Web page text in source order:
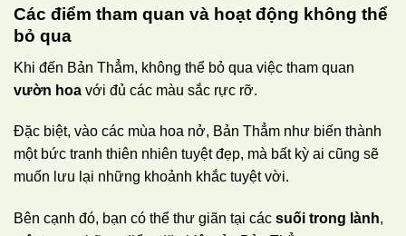
Các điểm tham quan và hoạt động không thể
bỏ qua
Khi đến Bản Thẳm, không thể bỏ qua việc tham quan
vườn hoa với đủ các màu sắc rực rỡ.
Đặc biệt, vào các mùa hoa nở, Bản Thẳm như biến thành
một bức tranh thiên nhiên tuyệt đẹp, mà bất kỳ ai cũng sẽ
muốn lưu lại những khoảnh khắc tuyệt vời.
Bên cạnh đó, bạn có thể thư giãn tại các suối trong lành,